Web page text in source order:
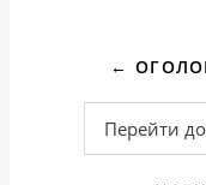
←
Перейти до...